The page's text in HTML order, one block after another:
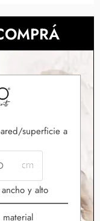
superficie a
y alto